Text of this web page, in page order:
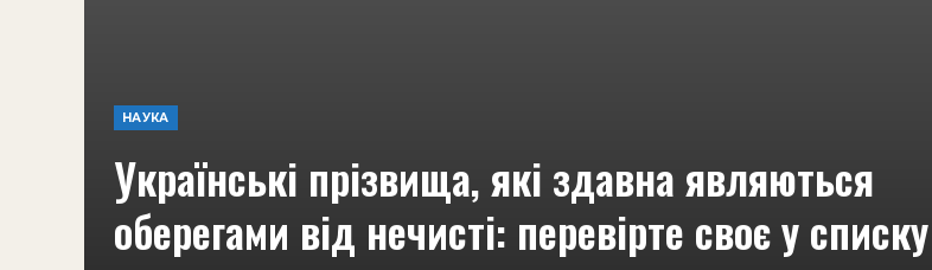
НАУКА
Українські прізвища, які здавна являються
оберегами від нечисті: перевірте своє у списку